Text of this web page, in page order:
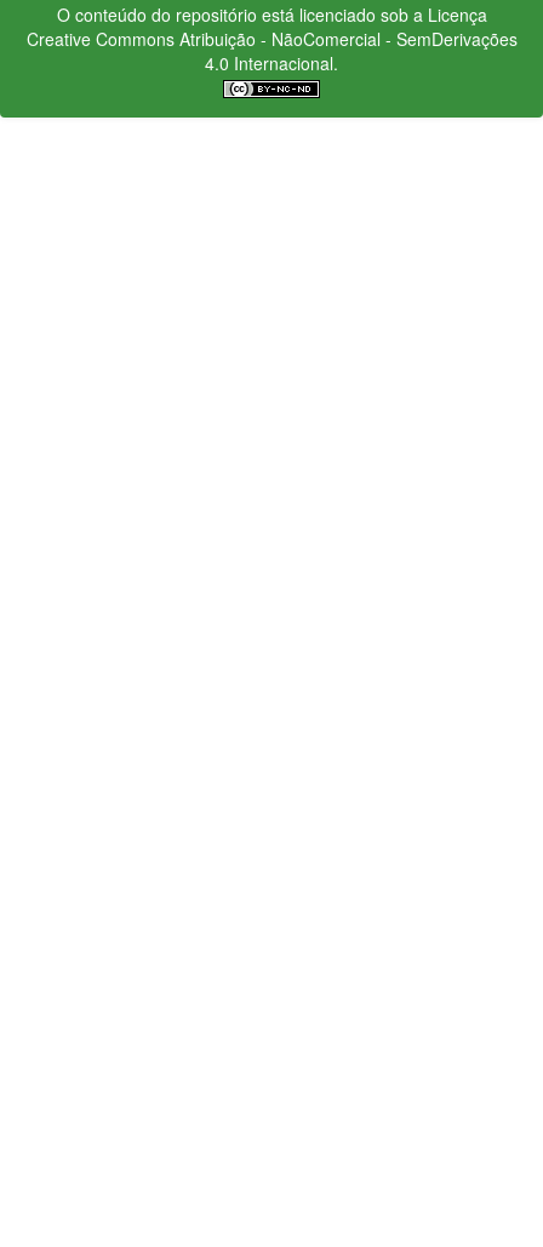
O conteúdo do repositório está licenciado sob a Licença
Creative CommonsAtribuição - NãoComercial - SemDerivações
4.0 Internacional.